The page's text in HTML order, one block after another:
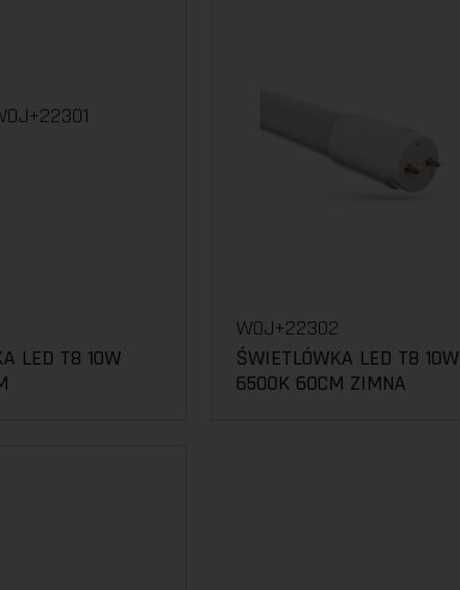
LED T8 10W
WOJ+22302
ŚWIETLÓWKA LED T8 10W
6500K 60CM ZIMNA